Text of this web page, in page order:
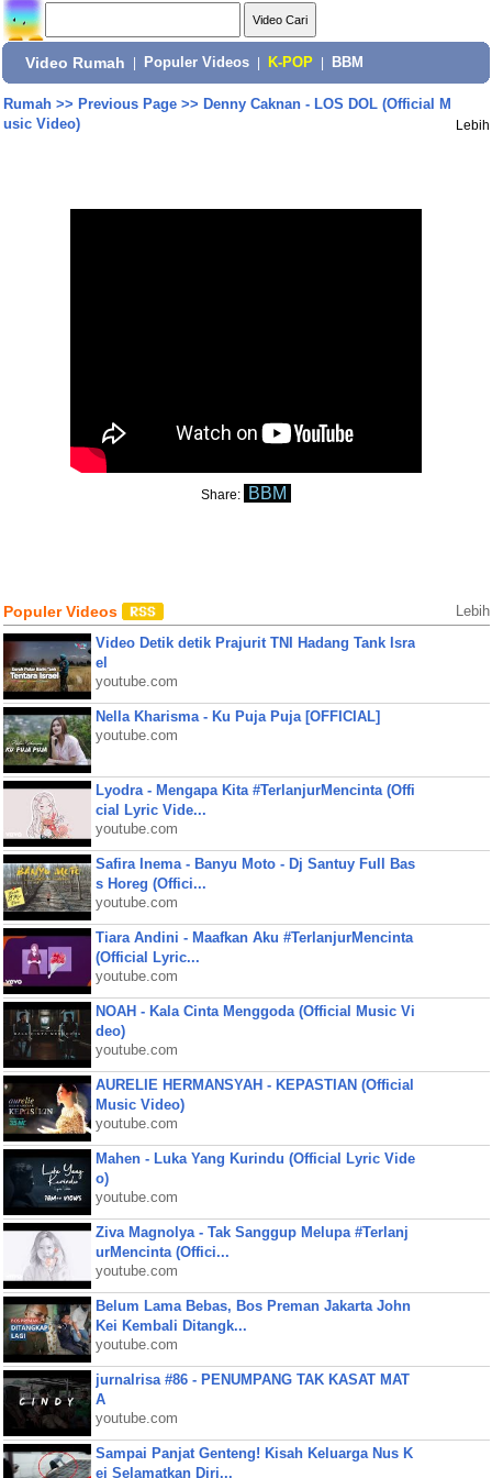
Video Rumah Populer Videos K-POP BBM
Rumah>> Previous Page>> Denny Caknan - LOS DOL (Official M
usic Video)
Lebih
Share: BBM
Populer Videos Lebih
Video Detik detik Prajurit TNI Hadang Tank Isra
el
youtube.com
Nella Kharisma - Ku Puja Puja [OFFICIAL]
youtube.com
Lyodra - Mengapa Kita #TerlanjurMencinta (Offi
cial Lyric Vide...
youtube.com
Safira Inema - Banyu Moto - Dj Santuy Full Bas
s Horeg (Offici...
youtube.com
Tiara Andini - Maafkan Aku #TerlanjurMencinta
(Official Lyric...
youtube.com
NOAH - Kala Cinta Menggoda (Official Music Vi
deo)
youtube.com
AURELIE HERMANSYAH - KEPASTIAN (Official
Music Video)
youtube.com
Mahen - Luka Yang Kurindu (Official Lyric Vide
o)
youtube.com
Ziva Magnolya - Tak Sanggup Melupa #Terlanj
urMencinta (Offici...
youtube.com
Belum Lama Bebas, Bos Preman Jakarta John
Kei Kembali Ditangk...
youtube.com
jurnalrisa #86 - PENUMPANG TAK KASAT MAT
A
youtube.com
Sampai Panjat Genteng! Kisah Keluarga Nus K
ei Selamatkan Diri...